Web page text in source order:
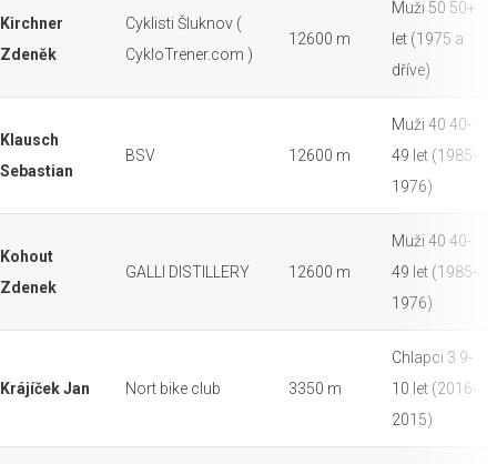
Kirchner
Zdeněk
Cyklisti Šluknov (
CykloTrener.com )
12600 m
Muži 50 50+
let (1975 a
dříve)
Klausch
Sebastian
BSV 12600 m
Muži 40 40-
49 let (1985-
1976)
Kohout
Zdenek
GALLI DISTILLERY 12600 m
Muži 40 40-
49 let (1985-
1976)
Krájíček Jan Nort bike club 3350 m
Chlapci 3 9-
10 let (2016-
2015)